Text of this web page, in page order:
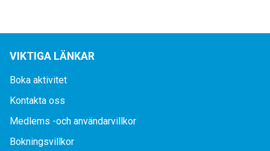
VIKTIGA LÄNKAR
Boka aktivitet
Kontakta oss
Medlems -och användarvillkor
Bokningsvillkor